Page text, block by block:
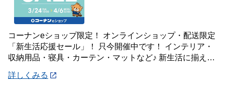
コーナンeショップ限定！ オンラインショップ・配送限定
「新生活応援セール」！ 只今開催中です！ インテリア・
収納用品・寝具・カーテン・マットなど♪ 新生活に揃えた
詳しくみる